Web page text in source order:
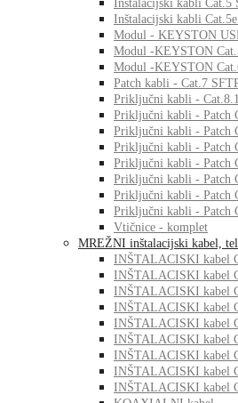
Inštalacijski kabli Cat.5
Inštalacijski kabli
Modul - KEYSTON
Modul -KEYSTON
Modul -KEYSTON
Patch kabli - Cat.7
Priključni kabli -
Priključni kabli - Patch
Priključni kabli - Patch
Priključni kabli - Patch
Priključni kabli - Patch
Priključni kabli - Patch
Priključni kabli - Patch
Priključni kabli - Patch
Vtičnice - komplet
MREŽNI inštalacijski kabel,
INŠTALACISKI kabel
INŠTALACISKI kabel
INŠTALACISKI kabel
INŠTALACISKI kabel
INŠTALACISKI kabel
INŠTALACISKI kabel
INŠTALACISKI kabel
INŠTALACISKI kabel
INŠTALACISKI kabel